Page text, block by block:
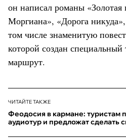
он написал романы
Моргиана», «Дорога
том числе знаменитую
которой создан специальный
маршрут.
ЧИТАЙТЕ ТАКЖЕ
Феодосия в кармане: туристам
аудиотур и предложат сделать